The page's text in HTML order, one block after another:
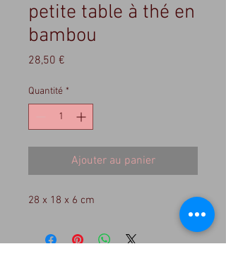
petite table à thé en
bambou
28,50 €
Quantité *
Ajouter au panier
28 x 18 x 6 cm